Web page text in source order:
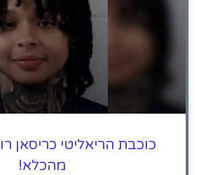
כוכבת הריאליטי כריסאן
מהכלא!